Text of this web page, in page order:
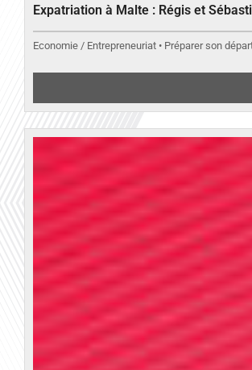
Expatriation à Malte : Régis et
Economie / Entrepreneuriat • Préparer son